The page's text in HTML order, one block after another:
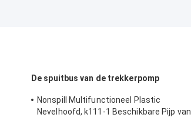
De spuitbus van de trekkerpomp
Nonspill Multifunctioneel Plastic
Nevelhoofd, k111-1 Beschikbare Pijp van